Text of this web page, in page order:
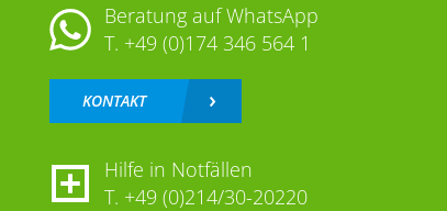
Beratung auf WhatsApp
T. +49 (0)174 346 564 1
KONTAKT
Hilfe in Notfällen
T. +49 (0)214/30-20220